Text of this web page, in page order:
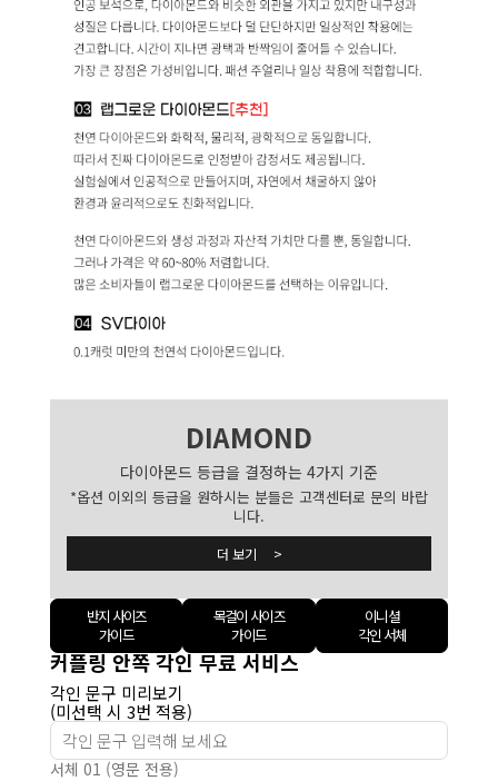
DIAMOND
다이아몬드 등급을 결정하는 4가지 기준
*옵션 이외의 등급을 원하시는 분들은 고객센터로 문의 바랍
니다.
더 보기 >
반지 사이즈
가이드
목걸이 사이즈
가이드
이니셜
각인 서체
커플링 안쪽 각인 무료 서비스
각인 문구 미리보기
(미선택 시 3번 적용)
서체 01 (영문 전용)